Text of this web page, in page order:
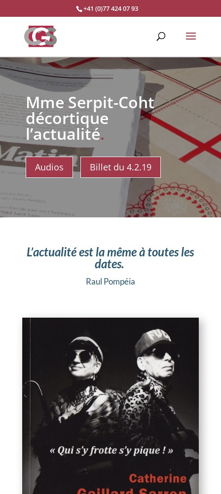
+41 (0)77 424 07 93
Mme Serpit-Coht
décortique
l’actualité.
Audios Billet du 4.2.19
L’actualité est la même à toutes les
dates.
Raul Pompéia